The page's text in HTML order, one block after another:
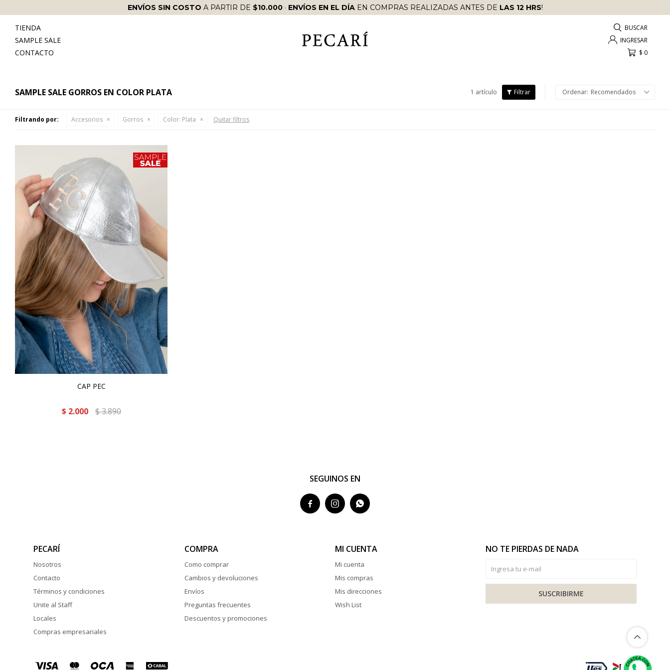
ENVÍOS SIN COSTO A PARTIR DE $10.000· ENVÍOS EN EL DÍAEN COMPRAS REALIZADAS ANTES DE LAS 12 HRS!
TIENDA
SAMPLE SALE
CONTACTO
$ 0
SAMPLE SALE GORROS EN COLOR PLATA 1 artículo Recomendados
Filtrando por: Accesorios Gorros Color: Plata Quitar filtros
CAP PEC
$ 2.000 $3.890
SEGUINOS EN
  
PECARÍ
Nosotros
Contacto
Términos y condiciones
Unite al Staff
Locales
Compras empresariales
COMPRA
Como comprar
Cambios y devoluciones
Envíos
Preguntas frecuentes
Descuentos y promociones
MI CUENTA
Mi cuenta
Mis compras
Mis direcciones
Wish List
NO TE PIERDAS DE NADA
SUSCRIBIRME